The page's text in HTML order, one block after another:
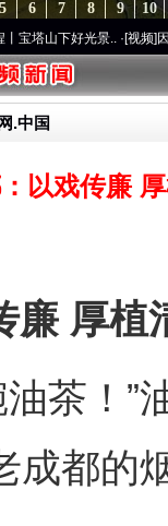
10
9
8
7
6
5
好光景..·[视频]因党而生 为
.中国
以戏传廉
厚植
！”
成都的